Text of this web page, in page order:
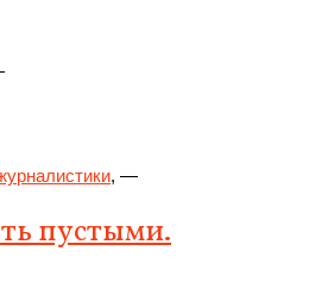
, —
пустыми.